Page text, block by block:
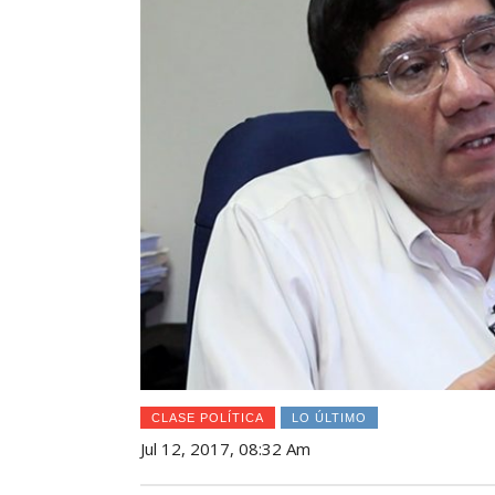
CLASE POLÍTICA LO ÚLTIMO
Jul 12, 2017, 08:32 Am